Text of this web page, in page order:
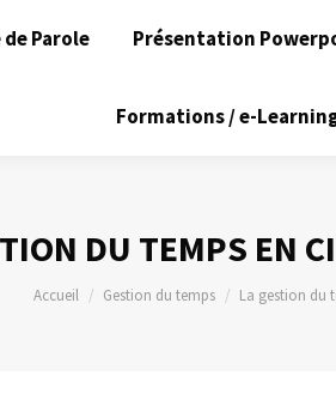
de Parole Présentation
Formations / e-
DU TEMPS EN
Vous êtes ici :
Accueil Gestion du temps La gestion du